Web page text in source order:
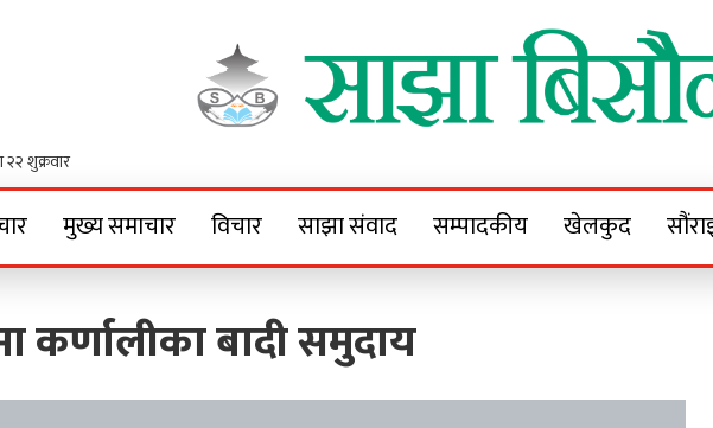
Sajha
मुख्य समाचार विचार साझा संवाद सम्पादकीय खेलकुद
कर्णालीका बादी समुदाय